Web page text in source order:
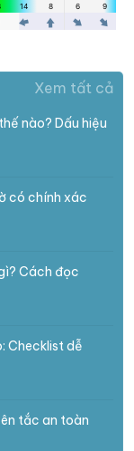
Xem tất cả
nào? Dấu hiệu
có chính xác
Cách đọc
Checklist dễ
tắc an toàn